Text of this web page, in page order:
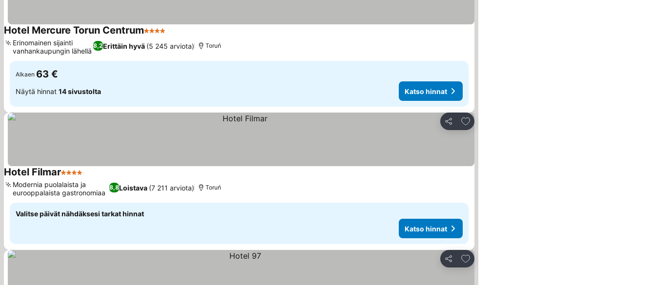
Hotel Mercure Torun Centrum4 Tähtiluokitus
8,2Erittäin hyvä (5 245 arviota)
Erinomainen sijainti
vanhankaupungin lähellä
Toruń
Alkaen 63 €
Näytä hinnat 14 sivustolta Katso hinnat
Jaa
Lisää suosikkeihin
Hotel Filmar4 Tähtiluokitus
8,8Loistava (7 211 arviota)
Modernia puolalaista ja
eurooppalaista gastronomiaa
Toruń
Valitse päivät nähdäksesi tarkat hinnat
Katso hinnat
Jaa
Lisää suosikkeihin